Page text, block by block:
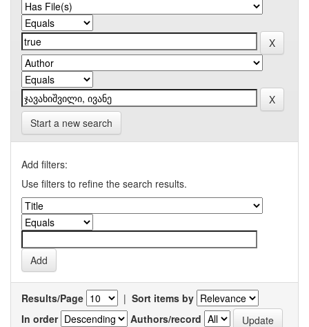
Start a new search
Add filters:
Use filters to refine the search results.
Results/Page | Sort items by
In order
Authors/record